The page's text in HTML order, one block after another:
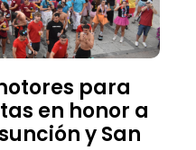
para
en honor a
y San